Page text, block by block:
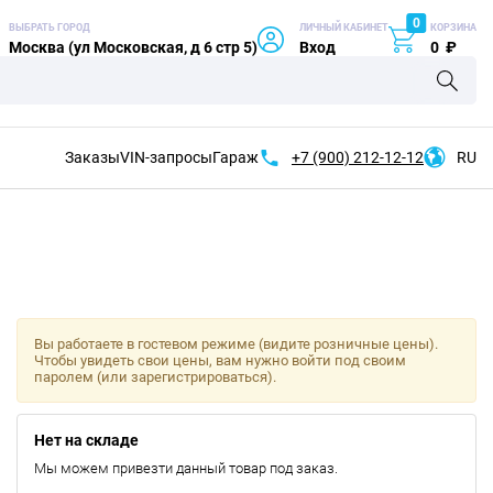
ВЫБРАТЬ ГОРОД
Москва (ул Московская, д 6 стр 5)
ЛИЧНЫЙ КАБИНЕТ
Вход
0 КОРЗИНА
0 ₽
ЗаказыVIN-запросыГараж +7 (900) 212-12-12 RU
Вы работаете в гостевом режиме (видите розничные цены).
Чтобы увидеть свои цены, вам нужно войти под своим
паролем (или зарегистрироваться).
Нет на складе
Мы можем привезти данный товар под заказ.